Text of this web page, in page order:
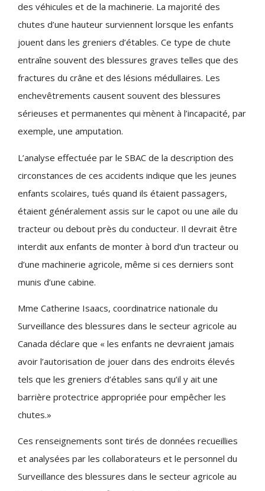
des véhicules et de la machinerie. La majorité des
chutes d’une hauteur surviennent lorsque les enfants
jouent dans les greniers d’étables. Ce type de chute
entraîne souvent des blessures graves telles que des
fractures du crâne et des lésions médullaires. Les
enchevêtrements causent souvent des blessures
sérieuses et permanentes qui mènent à l’incapacité, par
exemple, une amputation.
L’analyse effectuée par le SBAC de la description des
circonstances de ces accidents indique que les jeunes
enfants scolaires, tués quand ils étaient passagers,
étaient généralement assis sur le capot ou une aile du
tracteur ou debout près du conducteur. Il devrait être
interdit aux enfants de monter à bord d’un tracteur ou
d’une machinerie agricole, même si ces derniers sont
munis d’une cabine.
Mme Catherine Isaacs, coordinatrice nationale du
Surveillance des blessures dans le secteur agricole au
Canada déclare que « les enfants ne devraient jamais
avoir l’autorisation de jouer dans des endroits élevés
tels que les greniers d’étables sans qu’il y ait une
barrière protectrice appropriée pour empêcher les
chutes.»
Ces renseignements sont tirés de données recueillies
et analysées par les collaborateurs et le personnel du
Surveillance des blessures dans le secteur agricole au